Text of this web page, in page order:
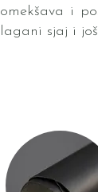
omekšava i
lagani sjaj i